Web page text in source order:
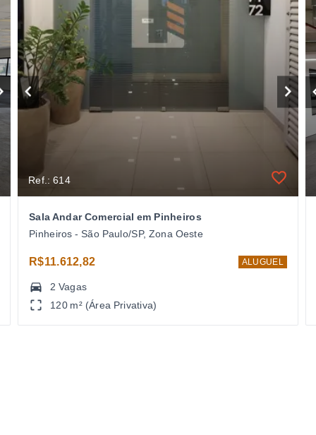
Ref.: 614
Sala Andar Comercial em Pinheiros
Pinheiros - São Paulo/SP, Zona Oeste
R$11.612,82 ALUGUEL
2 Vagas
120 m² (Área Privativa)